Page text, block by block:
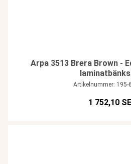
Arpa 3513 Brera Brown -
Artikelnummer: 195-
1 752,10